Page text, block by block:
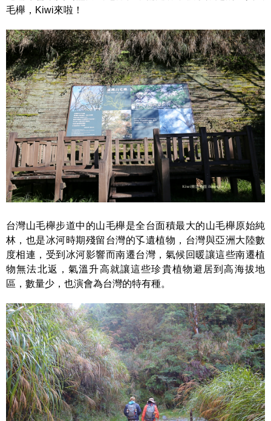
毛櫸，Kiwi來啦！
台灣山毛櫸步道中的山毛櫸是全台面積最大的山毛櫸原始純
林，也是冰河時期殘留台灣的孓遺植物，台灣與亞洲大陸數
度相連，受到冰河影響而南遷台灣，氣候回暖讓這些南遷植
物無法北返，氣溫升高就讓這些珍貴植物避居到高海拔地
區，數量少，也演會為台灣的特有種。